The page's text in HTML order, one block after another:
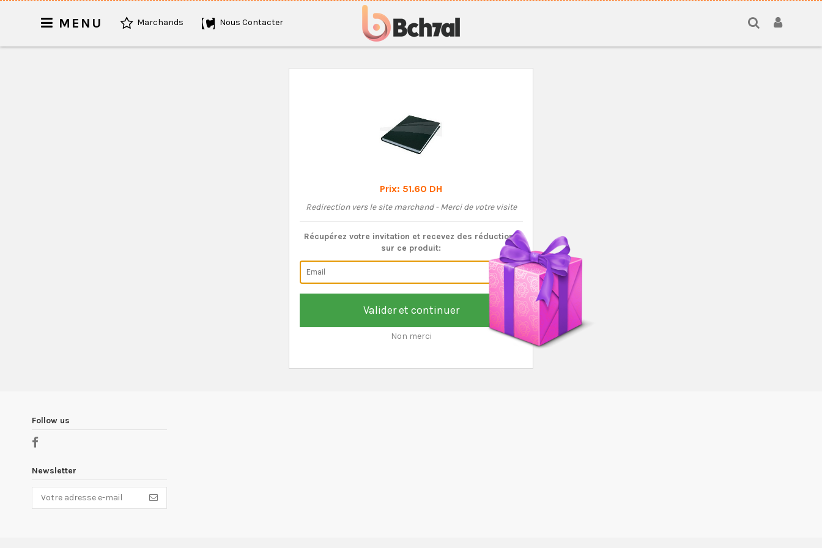
MENU Marchands Nous Contacter
Prix: 51.60 DH
Redirection vers le site marchand - Merci de votre visite
Récupérez votre invitation et recevez des réductions
sur ce produit:
Valider et continuer
Non merci
Follow us
Newsletter